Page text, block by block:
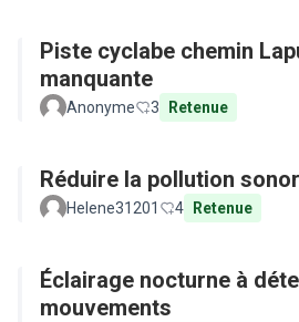
Piste cyclabe chemin
manquante
Anonyme 3 Retenue
Réduire la pollution
Helene31201 4 Retenue
Éclairage nocturne à
mouvements